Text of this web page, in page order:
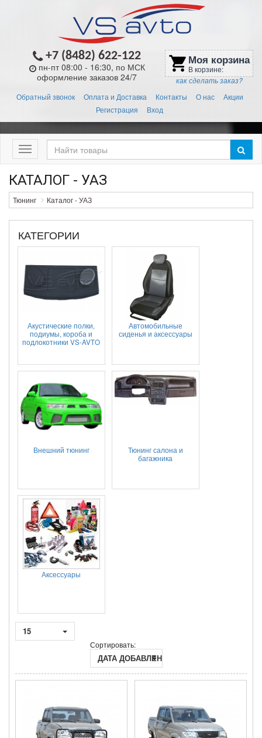
+7 (8482) 622-122
пн-пт 08:00 - 16:30, по МСК
оформление заказов 24/7
shopping_cart Моя корзина
В корзине:
как сделать заказ?
Обратный звонок Оплата и Доставка Контакты О нас
Акции
Регистрация
Вход
Меню
КАТАЛОГ - УАЗ
Тюнинг Каталог - УАЗ
КАТЕГОРИИ
Акустические полки,
подиумы, короба и
подлокотники VS-AVTO
Автомобильные
сиденья и аксессуары
Внешний тюнинг
Тюнинг салона и
багажника
Аксессуары
15
Сортировать:
ДАТА ДОБАВЛЕНИЯ